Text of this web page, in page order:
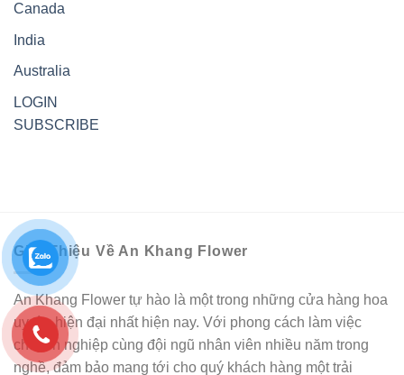
Canada
India
Australia
LOGIN
SUBSCRIBE
Giới Thiệu Về An Khang Flower
An Khang Flower tự hào là một trong những cửa hàng hoa
uy tín, hiện đại nhất hiện nay. Với phong cách làm việc
chuyên nghiệp cùng đội ngũ nhân viên nhiều năm trong
nghề, đảm bảo mang tới cho quý khách hàng một trải